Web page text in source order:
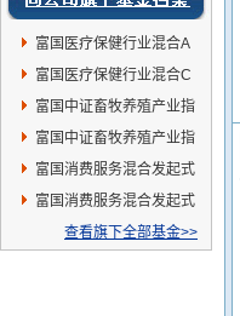
富国医疗保健行业混合A
富国医疗保健行业混合C
富国中证畜牧养殖产业指
数发起式A
富国中证畜牧养殖产业指
数发起式C
富国消费服务混合发起式
A
富国消费服务混合发起式
查看旗下全部基金>>